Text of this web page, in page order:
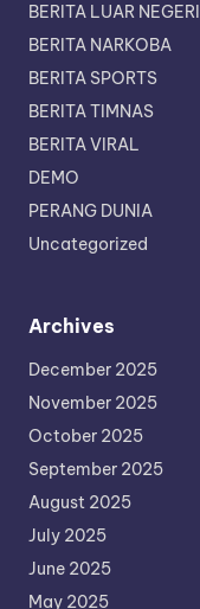
BERITA LUAR NEGERI
BERITA NARKOBA
BERITA SPORTS
BERITA TIMNAS
BERITA VIRAL
DEMO
PERANG DUNIA
Uncategorized
Archives
December 2025
November 2025
October 2025
September 2025
August 2025
July 2025
June 2025
May 2025